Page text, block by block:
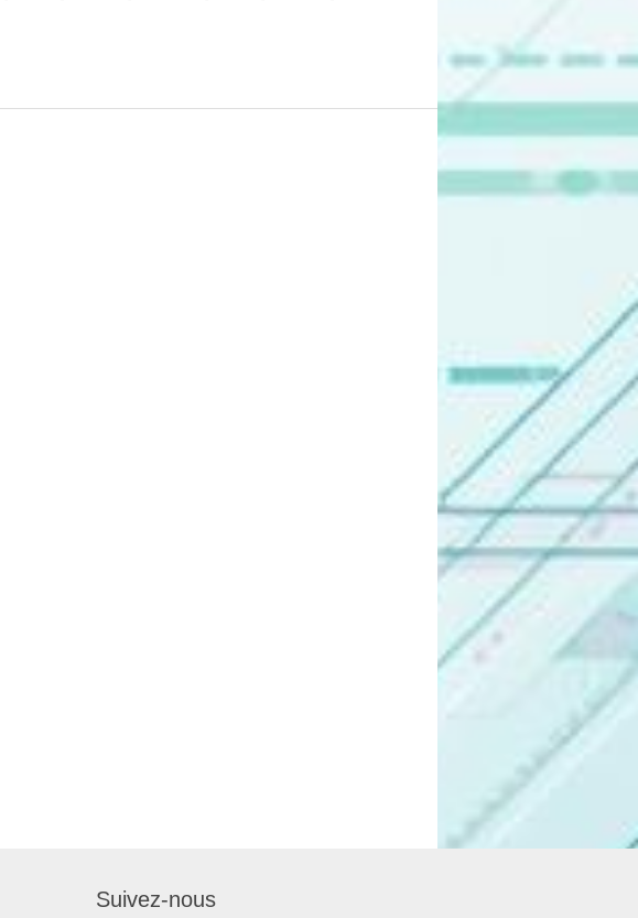
Suivez-nous